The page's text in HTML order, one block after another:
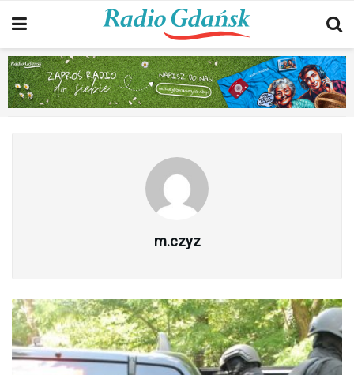
m.czyz